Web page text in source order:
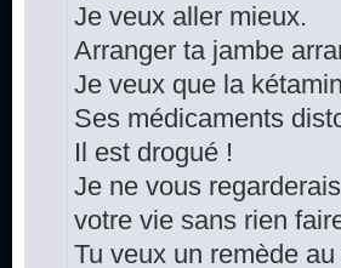
Je veux aller mieux.
Arranger ta jambe
Je veux que la
Ses médicaments
Il est drogué !
Je ne vous
votre vie sans rien
Tu veux un remède au